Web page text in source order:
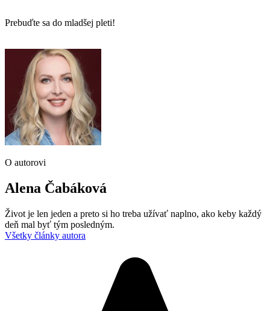
Prebuďte sa do mladšej pleti!
O autorovi
Alena Čabáková
Život je len jeden a preto si ho treba užívať naplno, ako keby každý
deň mal byť tým posledným.
Všetky články autora